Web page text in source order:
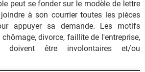
peut se fonder sur le modèle de lettre
à son courrier toutes les pièces
appuyer sa demande. Les motifs
divorce, faillite de l'entreprise,
doivent être involontaires et/ou